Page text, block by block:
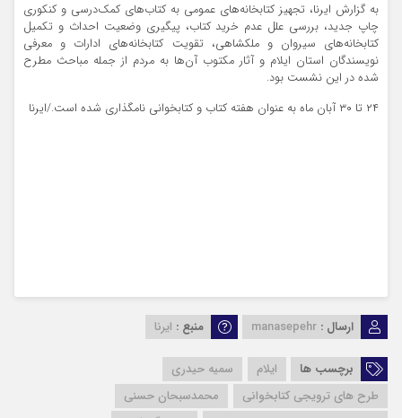
به گزارش ایرنا، تجهیز کتابخانه‌های عمومی به کتاب‌های کمک‌درسی و کنکوری
چاپ جدید، بررسی علل عدم خرید کتاب، پیگیری وضعیت احداث و تکمیل
کتابخانه‌های سیروان و ملکشاهی، تقویت کتابخانه‌های ادارات و معرفی
نویسندگان استان ایلام و آثار مکتوب آن‌ها به مردم از جمله مباحث مطرح
شده در این نشست بود.
۲۴ تا ۳۰ آبان ماه به عنوان هفته کتاب و کتابخوانی نامگذاری شده است./ایرنا
ارسال : manasepehr منبع : ایرنا
برچسب ها ایلام
سمیه حیدری
طرح های ترویجی کتابخوانی
محمدسبحان حسنی